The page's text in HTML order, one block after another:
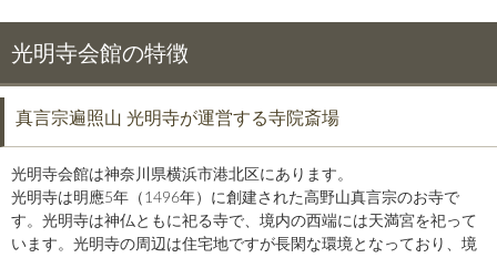
光明寺会館の特徴
真言宗遍照山 光明寺が運営する寺院斎場
光明寺会館は神奈川県横浜市港北区にあります。
光明寺は明應5年（1496年）に創建された高野山真言宗のお寺で
す。光明寺は神仏ともに祀る寺で、境内の西端には天満宮を祀って
います。光明寺の周辺は住宅地ですが長閑な環境となっており、境